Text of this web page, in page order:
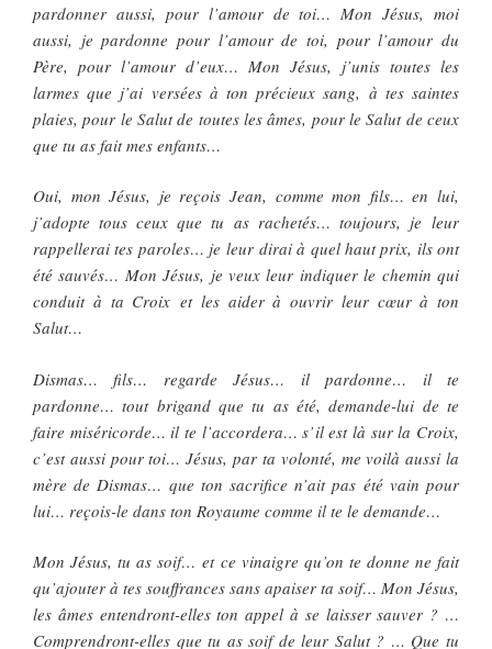
pardonner aussi, pour l’amour de toi… Mon Jésus, moi
aussi, je pardonne pour l’amour de toi, pour l’amour du
Père, pour l’amour d’eux… Mon Jésus, j’unis toutes les
larmes que j’ai versées à ton précieux sang, à tes saintes
plaies, pour le Salut de toutes les âmes, pour le Salut de ceux
que tu as fait mes enfants…
Oui, mon Jésus, je reçois Jean, comme mon fils… en lui,
j’adopte tous ceux que tu as rachetés… toujours, je leur
rappellerai tes paroles… je leur dirai à quel haut prix, ils ont
été sauvés… Mon Jésus, je veux leur indiquer le chemin qui
conduit à ta Croix et les aider à ouvrir leur cœur à ton
Salut…
Dismas… fils… regarde Jésus… il pardonne… il te
pardonne… tout brigand que tu as été, demande-lui de te
faire miséricorde… il te l’accordera… s’il est là sur la Croix,
c’est aussi pour toi… Jésus, par ta volonté, me voilà aussi la
mère de Dismas… que ton sacrifice n’ait pas été vain pour
lui… reçois-le dans ton Royaume comme il te le demande…
Mon Jésus, tu as soif… et ce vinaigre qu’on te donne ne fait
qu’ajouter à tes souffrances sans apaiser ta soif… Mon Jésus,
les âmes entendront-elles ton appel à se laisser sauver ? …
Comprendront-elles que tu as soif de leur Salut ? … Que tu